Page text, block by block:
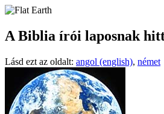
A Biblia írói laposnak
Lásd ezt az oldalt: angol (english), német